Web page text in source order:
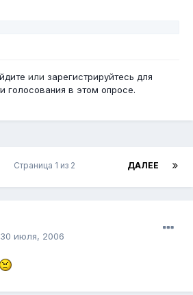
или зарегистрируйтесь для
голосования в этом опросе.
ДАЛЕЕ
Страница 1 из 2
30 июля, 2006